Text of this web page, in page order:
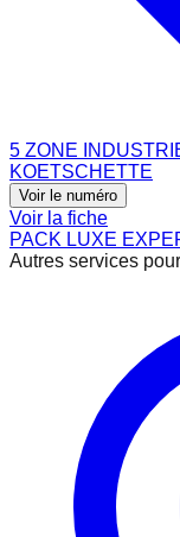
5 ZONE
KOETSCHETTE
Voir le numéro
Voir la fiche
PACK LUXE
Autres services